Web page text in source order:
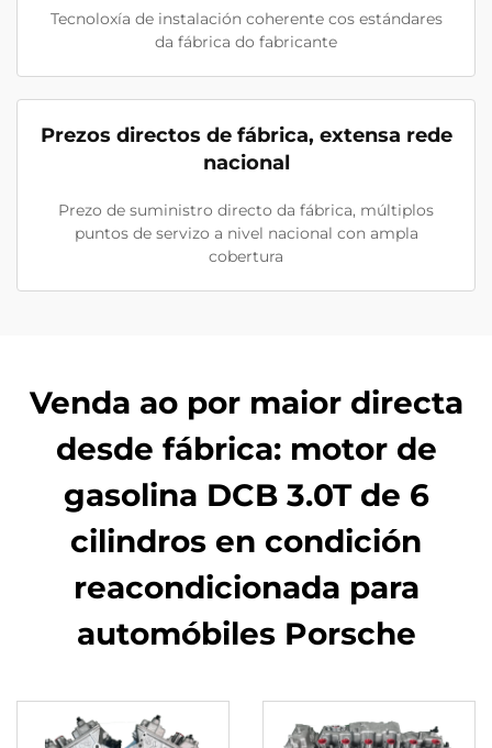
Tecnoloxía de instalación coherente cos estándares
da fábrica do fabricante
Prezos directos de fábrica, extensa rede
nacional
Prezo de suministro directo da fábrica, múltiplos
puntos de servizo a nivel nacional con ampla
cobertura
Venda ao por maior directa
desde fábrica: motor de
gasolina DCB 3.0T de 6
cilindros en condición
reacondicionada para
automóbiles Porsche